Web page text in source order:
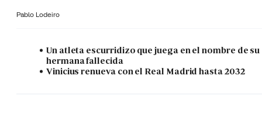
Pablo Lodeiro
Un atleta escurridizo que juega en el nombre de su
hermana fallecida
Vinicius renueva con el Real Madrid hasta 2032